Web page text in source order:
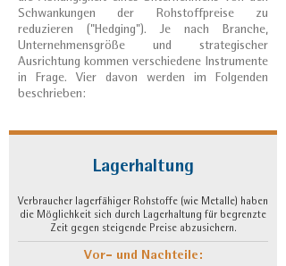
Schwankungen der Rohstoffpreise zu
reduzieren ("Hedging"). Je nach Branche,
Unternehmensgröße und strategischer
Ausrichtung kommen verschiedene Instrumente
in Frage. Vier davon werden im Folgenden
beschrieben:
Lagerhaltung
Verbraucher lagerfähiger Rohstoffe (wie Metalle) haben
die Möglichkeit sich durch Lagerhaltung für begrenzte
Zeit gegen steigende Preise abzusichern.
Vor- und Nachteile: